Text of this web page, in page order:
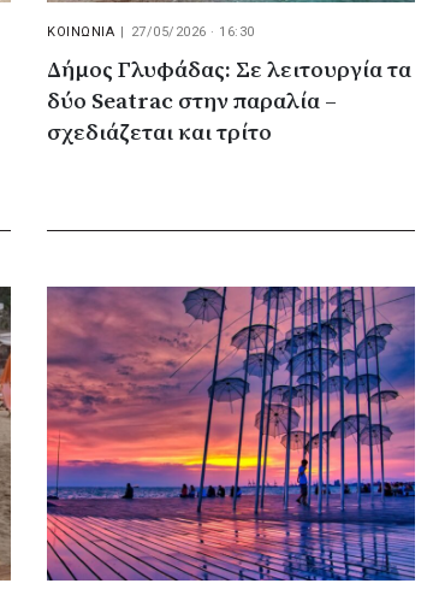
ΚΟΙΝΩΝΙΑ | 27/05/2026 · 16:30
Δήμος Γλυφάδας: Σε λειτουργία τα
δύο Seatrac στην παραλία –
σχεδιάζεται και τρίτο